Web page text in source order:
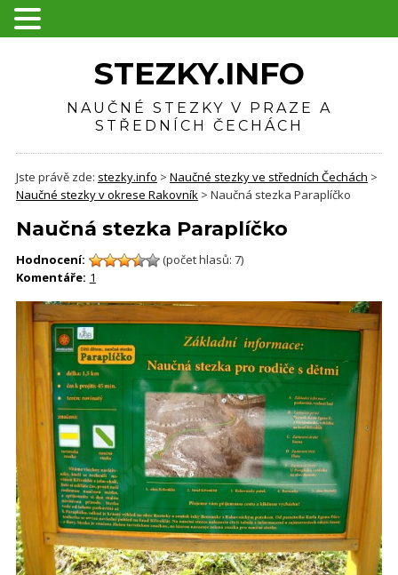
STEZKY.INFO
NAUČNÉ STEZKY V PRAZE A
STŘEDNÍCH ČECHÁCH
Jste právě zde: stezky.info > Naučné stezky ve středních Čechách >
Naučné stezky v okrese Rakovník > Naučná stezka Paraplíčko
Naučná stezka Paraplíčko
Hodnocení:
(počet hlasů: 7)
Komentáře: 1